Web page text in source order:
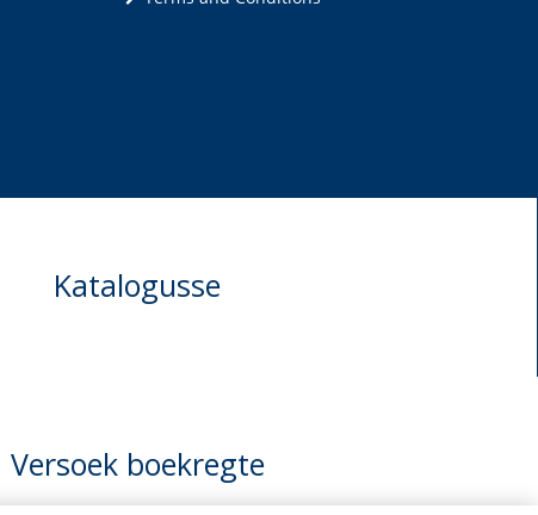
Katalogusse
Versoek boekregte